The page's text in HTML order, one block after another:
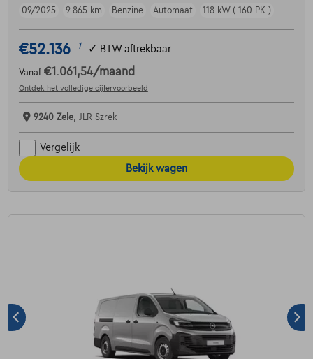
09/2025
9.865 km Benzine Automaat 118 kW ( 160 PK )
€52.136 1 ✓ BTW aftrekbaar
Vanaf €1.061,54/maand
Ontdek het volledige cijfervoorbeeld
9240 Zele, JLR Szrek
Vergelijk
Bekijk wagen